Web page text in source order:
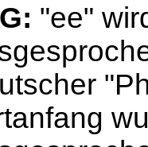
"ee"